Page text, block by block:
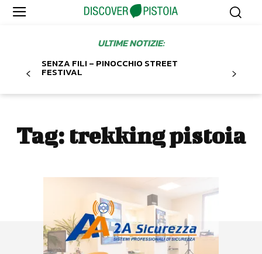
ULTIME NOTIZIE:
SENZA FILI – PINOCCHIO STREET
FESTIVAL
Tag: trekking pistoia